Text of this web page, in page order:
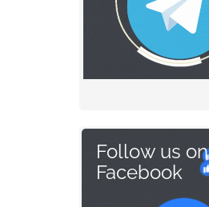
Follow us on
Facebook